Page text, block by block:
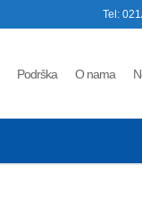
Tel:
Podrška O nama